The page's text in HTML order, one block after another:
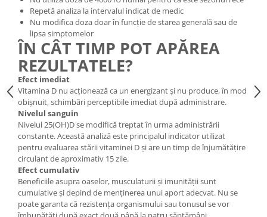
Repetă analiza la intervalul indicat de medic
Nu modifica doza doar în funcție de starea generală sau de
lipsa simptomelor
ÎN CÂT TIMP POT APĂREA
REZULTATELE?
Efect imediat
Vitamina D nu acționează ca un energizant și nu produce, în mod
obișnuit, schimbări perceptibile imediat după administrare.
Nivelul sanguin
Nivelul 25(OH)D se modifică treptat în urma administrării
constante. Această analiză este principalul indicator utilizat
pentru evaluarea stării vitaminei D și are un timp de înjumătățire
circulant de aproximativ 15 zile.
Efect cumulativ
Beneficiile asupra oaselor, musculaturii și imunității sunt
cumulative și depind de menținerea unui aport adecvat. Nu se
poate garanta că rezistența organismului sau tonusul se vor